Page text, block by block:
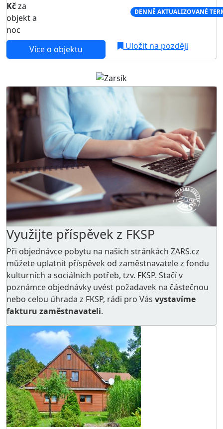
Kčza
objekt a
noc
DENNĚ AKTUALIZOVANÉ
Více o objektu Uložit na později
Využijte příspěvek z FKSP
Při objednávce pobytu na našich stránkách ZARS.cz
můžete uplatnit příspěvek od zaměstnavatele z fondu
kulturních a sociálních potřeb, tzv. FKSP. Stačí v
poznámce objednávky uvést požadavek na částečnou
nebo celou úhrada z FKSP, rádi pro Vás vystavíme
fakturu zaměstnavateli.